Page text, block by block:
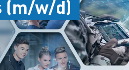
(m/w/d)